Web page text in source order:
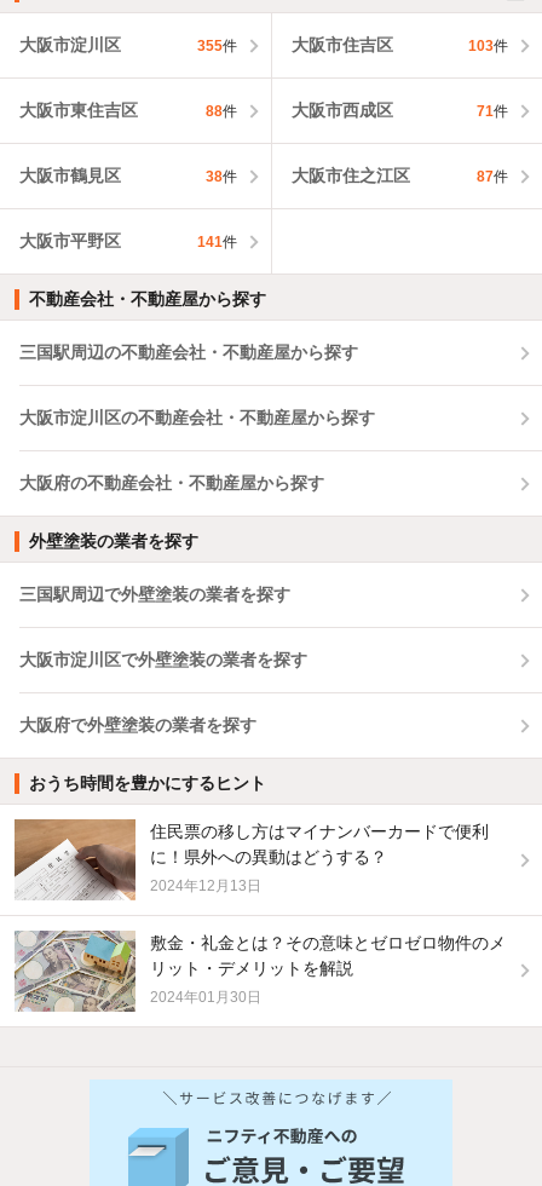
大阪市淀川区 355件 大阪市住吉区 103件
大阪市東住吉区 88件 大阪市西成区 71件
大阪市鶴見区 38件 大阪市住之江区 87件
大阪市平野区 141件
不動産会社・不動産屋から探す
三国駅周辺の不動産会社・不動産屋から探す
大阪市淀川区の不動産会社・不動産屋から探す
大阪府の不動産会社・不動産屋から探す
外壁塗装の業者を探す
三国駅周辺で外壁塗装の業者を探す
大阪市淀川区で外壁塗装の業者を探す
大阪府で外壁塗装の業者を探す
おうち時間を豊かにするヒント
住民票の移し方はマイナンバーカードで便利
に！県外への異動はどうする？
2024年12月13日
敷金・礼金とは？その意味とゼロゼロ物件のメ
リット・デメリットを解説
2024年01月30日